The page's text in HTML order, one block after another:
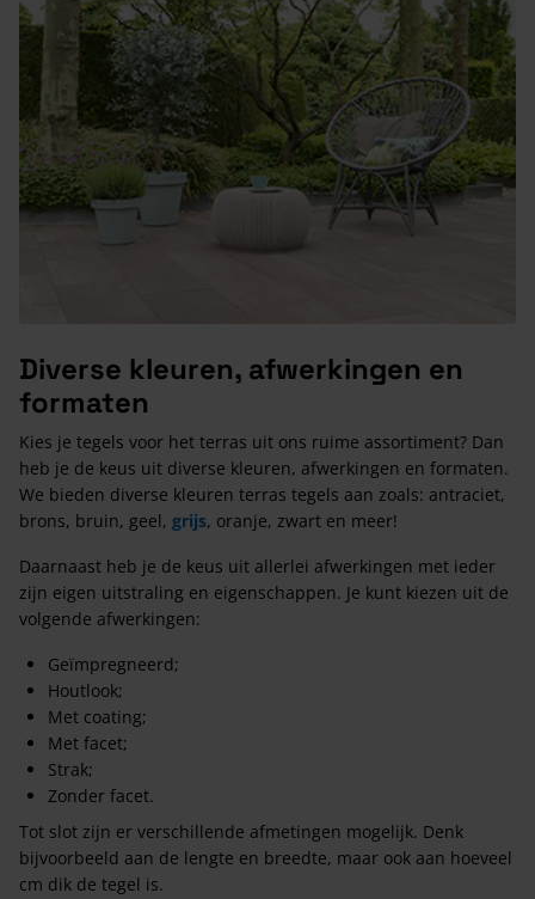
Diverse kleuren, afwerkingen en
formaten
Kies je tegels voor het terras uit ons ruime assortiment? Dan
heb je de keus uit diverse kleuren, afwerkingen en formaten.
We bieden diverse kleuren terras tegels aan zoals: antraciet,
brons, bruin, geel, grijs, oranje, zwart en meer!
Daarnaast heb je de keus uit allerlei afwerkingen met ieder
zijn eigen uitstraling en eigenschappen. Je kunt kiezen uit de
volgende afwerkingen:
Geïmpregneerd;
Houtlook;
Met coating;
Met facet;
Strak;
Zonder facet.
Tot slot zijn er verschillende afmetingen mogelijk. Denk
bijvoorbeeld aan de lengte en breedte, maar ook aan hoeveel
cm dik de tegel is.